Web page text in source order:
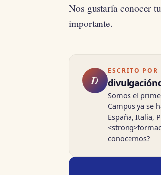
Nos gustaría conocer
importante.
D
ESCRITO POR
Somos el
Campus ya se
España, Italia,
conocernos?